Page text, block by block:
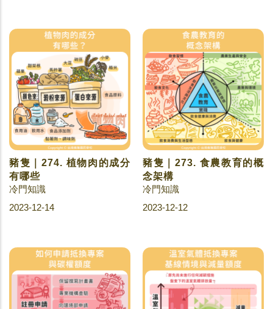
豬隻｜274. 植物肉的成分
有哪些
冷門知識
2023-12-14
豬隻｜273. 食農教育的概
念架構
冷門知識
2023-12-12